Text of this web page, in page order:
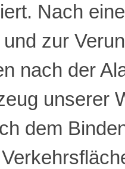
Nach
zur
nach der
unserer
dem